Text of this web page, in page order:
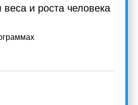
и роста человека